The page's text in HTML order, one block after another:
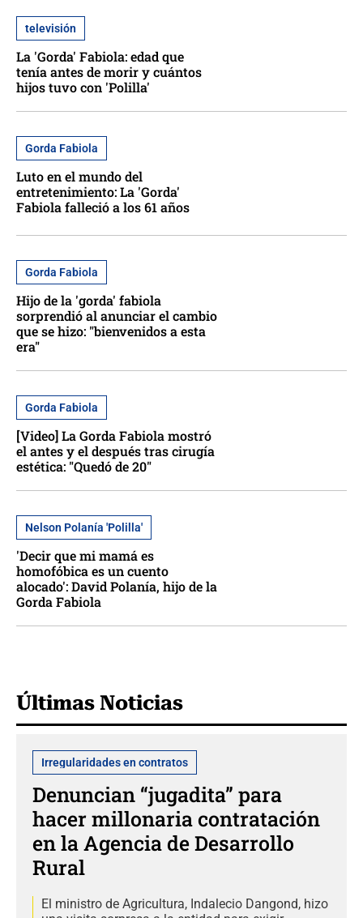
televisión
La 'Gorda' Fabiola: edad que
tenía antes de morir y cuántos
hijos tuvo con 'Polilla'
Gorda Fabiola
Luto en el mundo del
entretenimiento: La 'Gorda'
Fabiola falleció a los 61 años
Gorda Fabiola
Hijo de la 'gorda' fabiola
sorprendió al anunciar el cambio
que se hizo: "bienvenidos a esta
era"
Gorda Fabiola
[Video] La Gorda Fabiola mostró
el antes y el después tras cirugía
estética: "Quedó de 20"
Nelson Polanía 'Polilla'
'Decir que mi mamá es
homofóbica es un cuento
alocado': David Polanía, hijo de la
Gorda Fabiola
Últimas Noticias
Irregularidades en contratos
Denuncian “jugadita” para
hacer millonaria contratación
en la Agencia de Desarrollo
Rural
El ministro de Agricultura, Indalecio Dangond, hizo